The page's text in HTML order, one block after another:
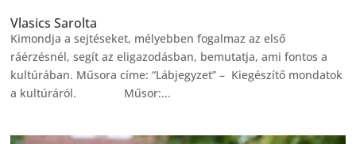
Vlasics Sarolta
Kimondja a sejtéseket, mélyebben fogalmaz az első
ráérzésnél, segít az eligazodásban, bemutatja, ami fontos a
kultúrában. Műsora címe: “Lábjegyzet” – Kiegészítő mondatok
a kultúráról. Műsor:...